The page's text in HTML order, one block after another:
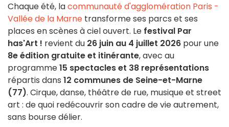
Chaque été, lacommunauté d'agglomération Paris -
Vallée de la Marne transforme ses parcs et ses
places en scènes à ciel ouvert. Le festival Par
has'Art ! revient du 26 juin au 4 juillet 2026 pour une
8e édition gratuite et itinérante, avec au
programme15 spectacles et 38 représentations
répartis dans 12 communes de Seine-et-Marne
(77). Cirque, danse, théâtre de rue, musique et street
art : de quoi redécouvrir son cadre de vie autrement,
sans bourse délier.